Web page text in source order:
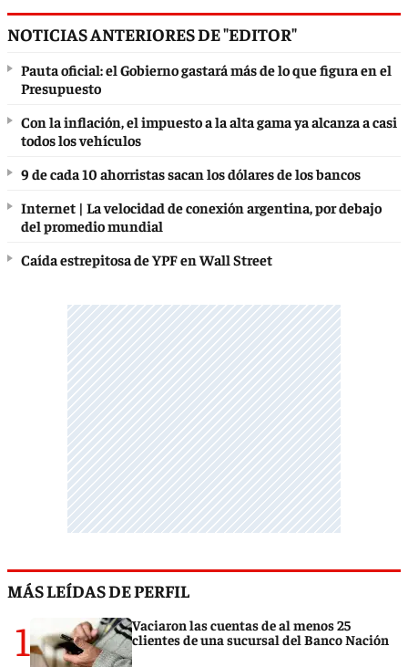
NOTICIAS ANTERIORES DE "EDITOR"
Pauta oficial: el Gobierno gastará más de lo que figura en el
Presupuesto
Con la inflación, el impuesto a la alta gama ya alcanza a casi
todos los vehículos
9 de cada 10 ahorristas sacan los dólares de los bancos
Internet | La velocidad de conexión argentina, por debajo
del promedio mundial
Caída estrepitosa de YPF en Wall Street
MÁS LEÍDAS DE PERFIL
1
Vaciaron las cuentas de al menos 25
clientes de una sucursal del Banco Nación